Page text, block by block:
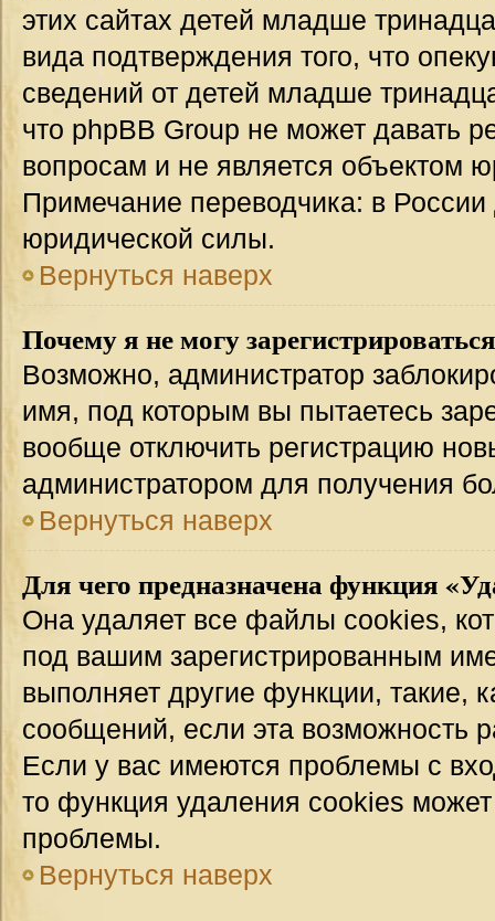
этих сайтах детей младше
вида подтверждения того, что
сведений от детей младше
что phpBB Group не может давать
вопросам и не является объектом
Примечание переводчика: в
юридической силы.
Вернуться наверх
Почему я не могу
Возможно, администратор
имя, под которым вы пытаетесь
вообще отключить регистрацию
администратором для получения
Вернуться наверх
Для чего предназначена функция
Она удаляет все файлы cookies,
под вашим зарегистрированным
выполняет другие функции, такие,
сообщений, если эта возможность
Если у вас имеются проблемы с
то функция удаления cookies
проблемы.
Вернуться наверх